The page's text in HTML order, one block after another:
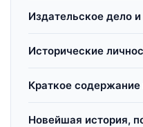
Издательское дело
Исторические
Краткое содержание
Новейшая история,